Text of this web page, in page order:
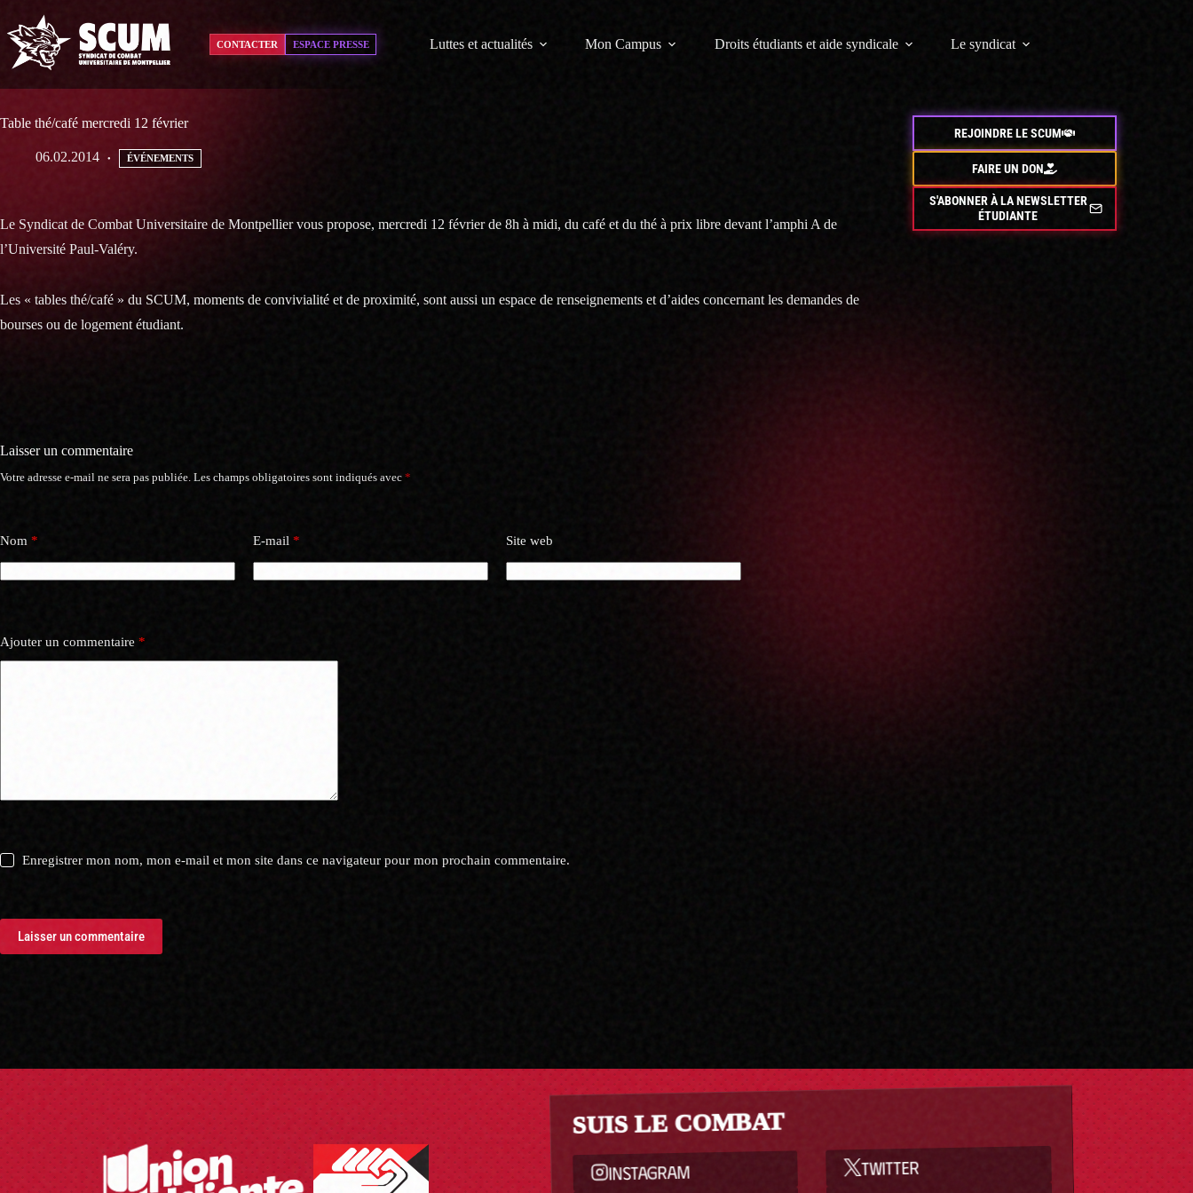
contenu
CONTACTER ESPACE PRESSE Luttes et actualités Mon Campus Droits étudiants et aide syndicale Le syndicat
Table thé/café mercredi 12 février
06.02.2014 ÉVÉNEMENTS
Le Syndicat de Combat Universitaire de Montpellier vous propose, mercredi 12 février de 8h à midi, du café et du thé à prix libre devant l’amphi A de
l’Université Paul-Valéry.
Les « tables thé/café » du SCUM, moments de convivialité et de proximité, sont aussi un espace de renseignements et d’aides concernant les demandes de
bourses ou de logement étudiant.
REJOINDRE LE SCUM
FAIRE UN DON
S'ABONNER À LA NEWSLETTER
ÉTUDIANTE
Laisser un commentaire
Votre adresse e-mail ne sera pas publiée. Les champs obligatoires sont indiqués avec *
Nom * E-mail * Site web
Ajouter un commentaire *
Enregistrer mon nom, mon e-mail et mon site dans ce navigateur pour mon prochain commentaire.
Laisser un commentaire
SUIS LE COMBAT
INSTAGRAM TWITTER